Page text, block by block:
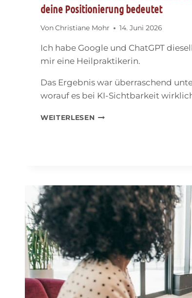
deine Positionierung bedeutet
VonChristiane Mohr 14. Juni 2026
Ich habe Google und ChatGPT
mir eine Heilpraktikerin.
Das Ergebnis war überraschend
worauf es bei KI-Sichtbarkeit
WEITERLESENWIRST
–
UND
WAS
DEINE
POSITIONIERUNG
BEDEUTET